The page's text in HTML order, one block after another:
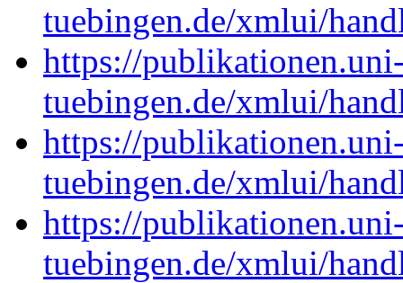
tuebingen.de/xmlui/
https://
tuebingen.de/xmlui/
https://
tuebingen.de/xmlui/
https://
tuebingen.de/xmlui/